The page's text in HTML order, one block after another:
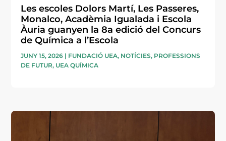
Les escoles Dolors Martí, Les Passeres,
Monalco, Acadèmia Igualada i Escola
Àuria guanyen la 8a edició del Concurs
de Química a l’Escola
JUNY 15, 2026 | FUNDACIÓ UEA, NOTÍCIES, PROFESSIONS
DE FUTUR, UEA QUÍMICA